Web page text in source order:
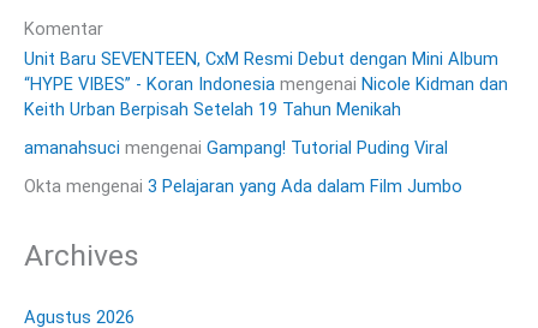
Komentar
Unit Baru SEVENTEEN, CxM Resmi Debut dengan Mini Album
“HYPE VIBES” - Koran Indonesia mengenai Nicole Kidman dan
Keith Urban Berpisah Setelah 19 Tahun Menikah
amanahsuci mengenai Gampang! Tutorial Puding Viral
Okta mengenai 3 Pelajaran yang Ada dalam Film Jumbo
Archives
Agustus 2026